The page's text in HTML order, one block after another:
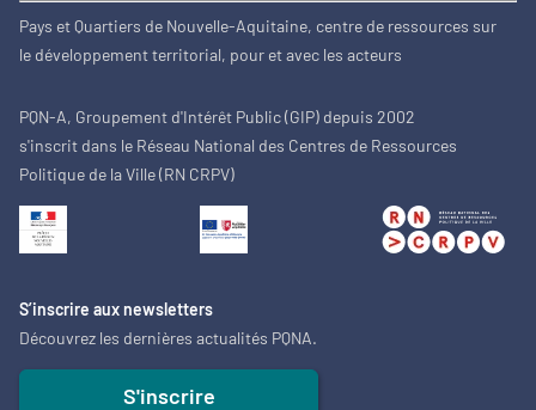
Pays et Quartiers de Nouvelle-Aquitaine, centre de ressources sur
le développement territorial, pour et avec les acteurs
PQN-A, Groupement d'Intérêt Public (GIP) depuis 2002
s'inscrit dans le Réseau National des Centres de Ressources
Politique de la Ville (RN CRPV)
S’inscrire aux newsletters
Découvrez les dernières actualités PQNA.
S'inscrire